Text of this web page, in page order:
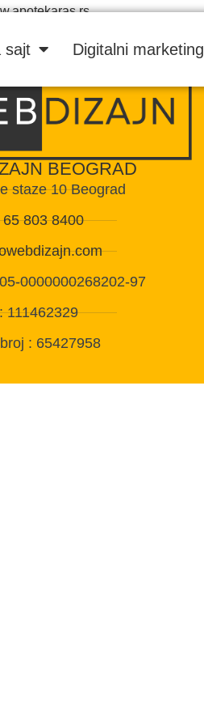
sajt Digitalni marketing
BEOGRAD
staze 10 Beograd
803 8400
0000000268202-97
111462329
: 65427958